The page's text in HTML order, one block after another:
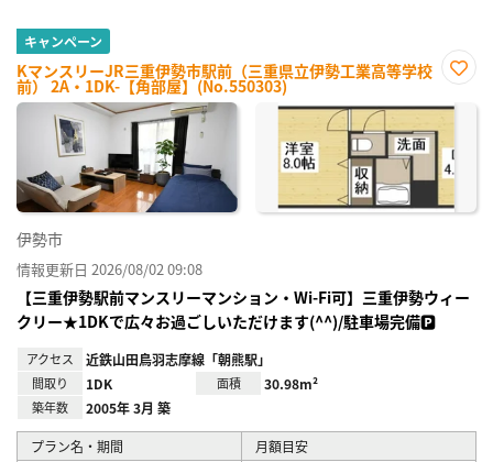
キャンペーン
KマンスリーJR三重伊勢市駅前（三重県立伊勢工業高等学校
前） 2A・1DK-【角部屋】(No.550303)
に入
伊勢市
情報更新日 2026/08/02 09:08
【三重伊勢駅前マンスリーマンション・Wi-Fi可】三重伊勢ウィー
クリー★1DKで広々お過ごしいただけます(^^)/駐車場完備🅿
アクセス 近鉄山田鳥羽志摩線「朝熊駅」
間取り 1DK 面積 30.98m²
築年数 2005年 3月 築
プラン名・期間 月額目安